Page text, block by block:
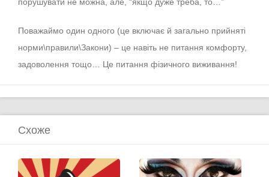
порушувати не можна, але, “якщо дуже треба, то…”
Поважаймо один одного (це включає й загально прийняті
норми\правили\Закони) – це навіть не питання комфорту,
задоволення тощо… Це питання фізичного виживання!
Схоже